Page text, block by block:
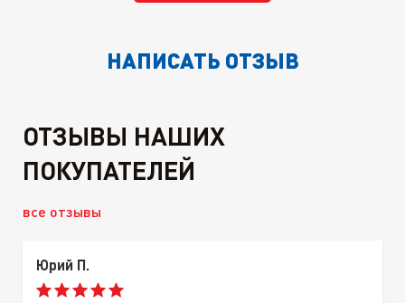
НАПИСАТЬ ОТЗЫВ
ОТЗЫВЫ НАШИХ
ПОКУПАТЕЛЕЙ
все отзывы
Юрий П.